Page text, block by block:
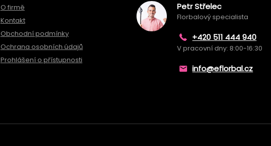
O firmě
Kontakt
Obchodní podmínky
Ochrana osobních údajů
Prohlášení o přístupnosti
Petr Střelec
Florbalový specialista
+420 511 444 940
V pracovní dny: 8:00-16:30
info@eflorbal.cz